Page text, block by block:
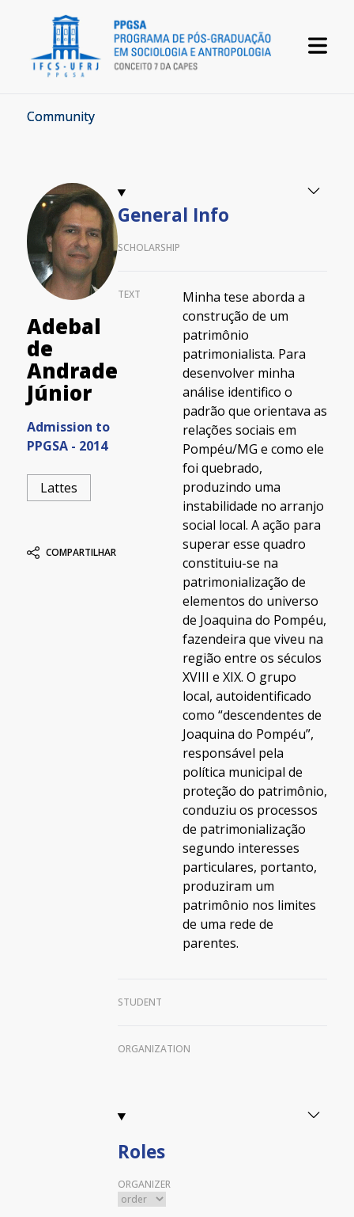
Community
Adebal
de
Andrade
Júnior
Admission to
PPGSA - 2014
Lattes
COMPARTILHAR
General Info
SCHOLARSHIP
TEXT
Minha tese aborda a
construção de um
patrimônio
patrimonialista. Para
desenvolver minha
análise identifico o
padrão que orientava as
relações sociais em
Pompéu/MG e como ele
foi quebrado,
produzindo uma
instabilidade no arranjo
social local. A ação para
superar esse quadro
constituiu-se na
patrimonialização de
elementos do universo
de Joaquina do Pompéu,
fazendeira que viveu na
região entre os séculos
XVIII e XIX. O grupo
local, autoidentificado
como “descendentes de
Joaquina do Pompéu”,
responsável pela
política municipal de
proteção do patrimônio,
conduziu os processos
de patrimonialização
segundo interesses
particulares, portanto,
produziram um
patrimônio nos limites
de uma rede de
parentes.
STUDENT
ORGANIZATION
Roles
ORGANIZER